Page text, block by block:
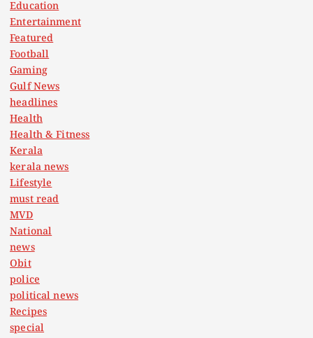
Education
Entertainment
Featured
Football
Gaming
Gulf News
headlines
Health
Health & Fitness
Kerala
kerala news
Lifestyle
must read
MVD
National
news
Obit
police
political news
Recipes
special